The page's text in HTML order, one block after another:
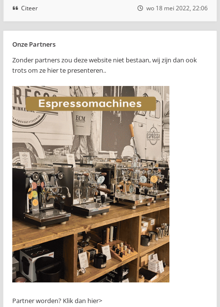
Citeer wo 18 mei 2022, 22:06
Onze Partners
Zonder partners zou deze website niet bestaan, wij zijn dan ook
trots om ze hier te presenteren..
Partner worden? Klik dan hier>